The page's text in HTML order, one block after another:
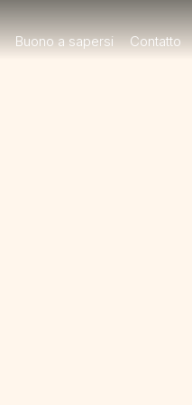
Buono a sapersi Contatto